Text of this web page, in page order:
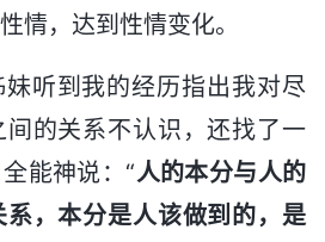
情，达到性情变化。
听到我的经历指出我对尽
的关系不认识，还找了一
能神说：“人的本分与人的
，本分是人该做到的，是